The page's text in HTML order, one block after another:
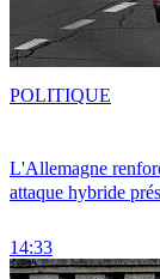
L'Allemagne
attaque hybride
14:33
POLITIQUE